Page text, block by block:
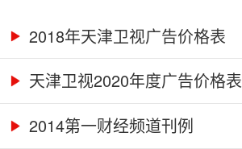
2018年天津卫视广告价格表
天津卫视2020年度广告价格表
2014第一财经频道刊例